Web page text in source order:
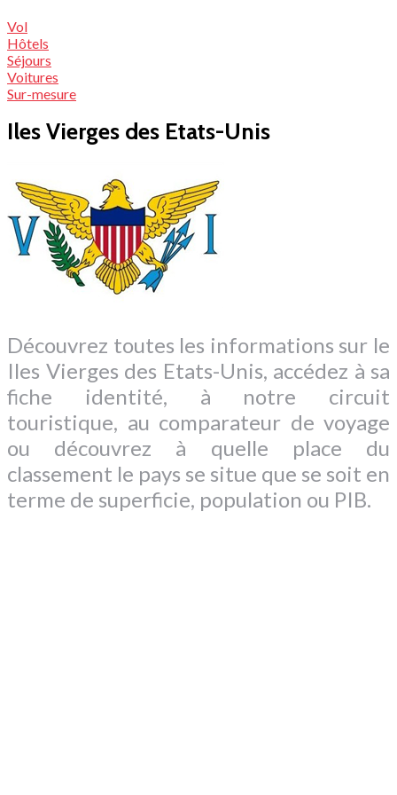
Vol
Hôtels
Séjours
Voitures
Sur-mesure
Iles Vierges des Etats-Unis
Découvrez toutes les informations sur le
Iles Vierges des Etats-Unis, accédez à sa
fiche identité, à notre circuit
touristique, au comparateur de voyage
ou découvrez à quelle place du
classement le pays se situe que se soit en
terme de superficie, population ou PIB.